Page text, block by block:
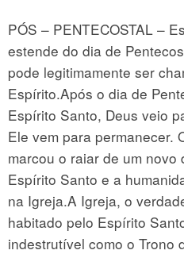
PÓS – PENTECOSTAL –
estende do dia de
pode legitimamente ser
Espírito.Após o dia de
Espírito Santo, Deus veio
Ele vem para permanecer.
marcou o raiar de um
Espírito Santo e a
na Igreja.A Igreja, o
habitado pelo Espírito
indestrutível como o Trono